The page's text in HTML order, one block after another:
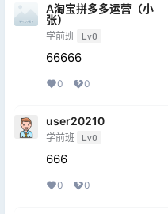
A淘宝拼多多运营（小
张）
学前班 Lv0
66666
0 0
user20210
学前班 Lv0
666
0 0